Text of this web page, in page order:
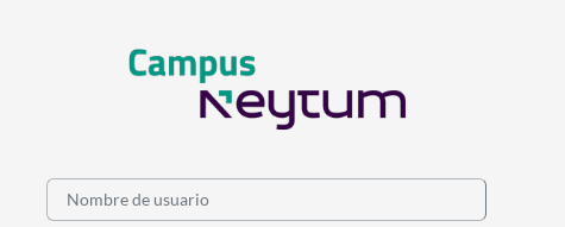
Nombre de usuario